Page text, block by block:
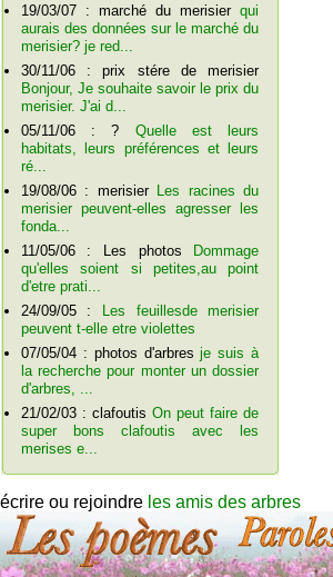
19/03/07 : marché du merisierqui
aurais des données sur le marché du
merisier? je red...
30/11/06 : prix stére de merisier
Bonjour, Je souhaite savoir le prix du
merisier. J'ai d...
05/11/06 : ? Quelle est leurs
habitats, leurs préférences et leurs
ré...
19/08/06 : merisier Les racines du
merisier peuvent-elles agresser les
fonda...
11/05/06 : Les photos Dommage
qu'elles soient si petites,au point
d'etre prati...
24/09/05 : Les feuillesde merisier
peuvent t-elle etre violettes
07/05/04 : photos d'arbresje suis à
la recherche pour monter un dossier
d'arbres, ...
21/02/03 : clafoutis On peut faire de
super bons clafoutis avec les
merises e...
écrire ou rejoindre les amis des arbres